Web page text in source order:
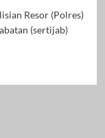
Resor (Polres)
(sertijab)